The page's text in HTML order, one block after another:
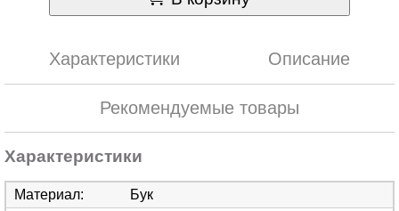
Характеристики Описание
Рекомендуемые товары
Характеристики
Материал:
Бук